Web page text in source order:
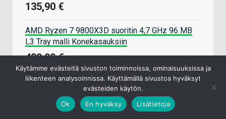
135,90 €
AMD Ryzen 7 9800X3D suoritin 4,7 GHz 96 MB
L3 Tray malli Konekasauksiin
439,00 €
ARCTIC MX-6 8g Lämpötahna
Käytämme evästeitä sivuston toiminnoissa, ominaisuuksissa ja
liikenteen analysoinnissa. Käyttämällä sivustoa hyväksyt
evästeiden käytön.
Ok
En hyväksy Lisätietoja